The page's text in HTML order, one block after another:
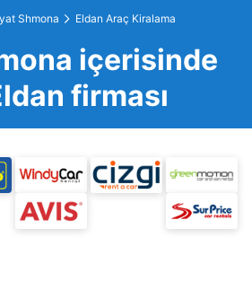
Shmona Eldan Araç Kiralama
içerisinde
firması